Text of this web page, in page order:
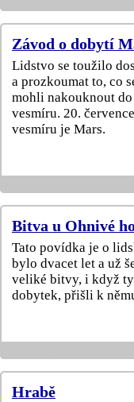
Závod o dobytí
Lidstvo se toužilo
a prozkoumat to, co
mohli nakouknout
vesmíru. 20.
vesmíru je Mars.
Bitva u Ohnivé
Tato povídka je o
bylo dvacet let a už
veliké bitvy, i když
dobytek, přišli k
Hrabě